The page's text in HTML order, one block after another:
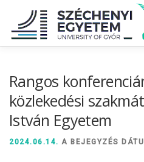
tartalomhoz
DIPLOMAÁTADÓ
Rangos
közlekedési
István Egyetem
2024.06.14. A BEJEGYZÉS